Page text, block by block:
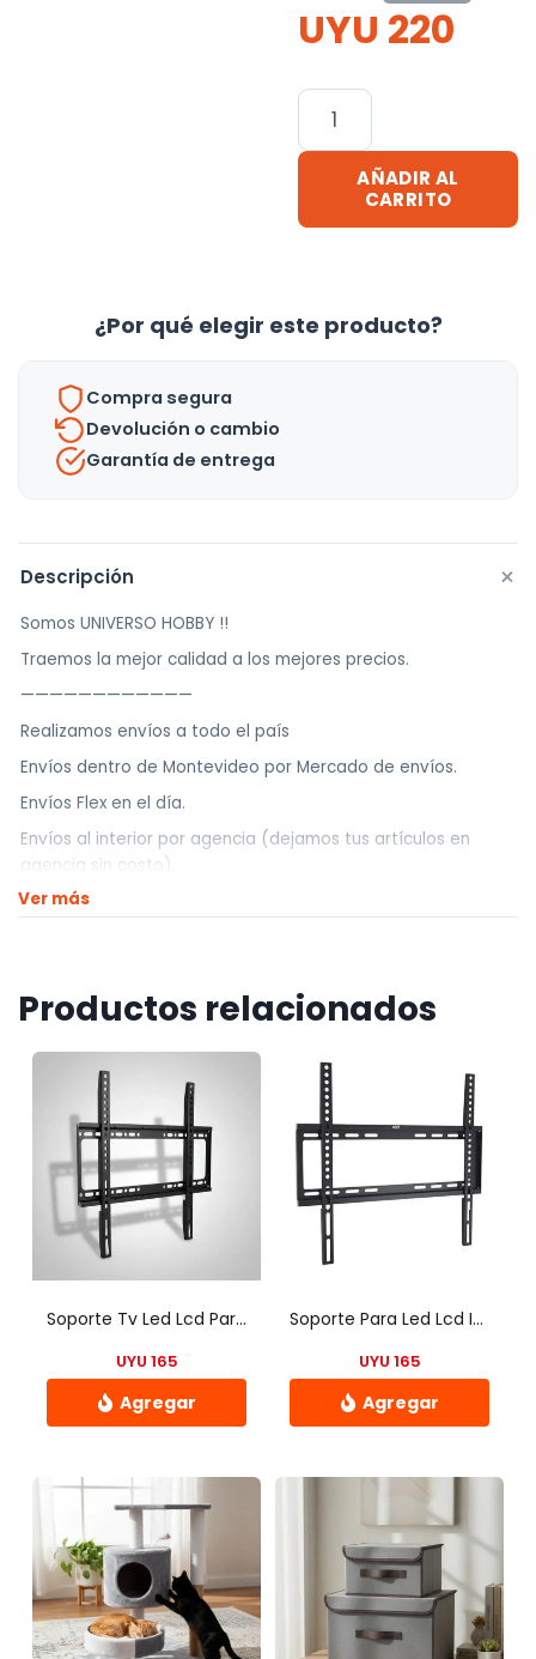
UYU 220
Control
Para
Tv
Panavox
/
AÑADIR AL
CARRITO
¿Por qué elegir este producto?
Compra segura
Devolución o cambio
Garantía de entrega
Descripción +
Somos UNIVERSO HOBBY !!
Traemos la mejor calidad a los mejores precios.
————————————
Realizamos envíos a todo el país
Envíos dentro de Montevideo por Mercado de envíos.
Envíos Flex en el día.
Envíos al interior por agencia (dejamos tus artículos en
agencia sin costo).
————————————
El horario de retiros es de Lunes a Viernes de 10hs a 18hs,
Ver más
Productos relacionados
Soporte Tv Led Lcd Pared 26 A 63 Plasma
UYU 165
Soporte Para Led Lcd Iofi Fijo 65 60 50 49 48 43 42 40
UYU 165